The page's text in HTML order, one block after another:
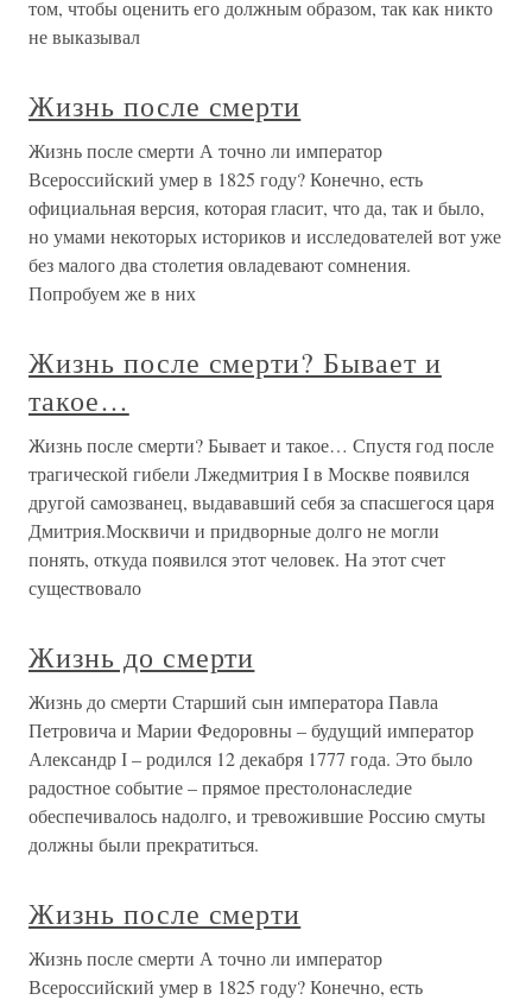
том, чтобы оценить его должным образом, так как никто
не выказывал
Жизнь после смерти
Жизнь после смерти А точно ли император
Всероссийский умер в 1825 году? Конечно, есть
официальная версия, которая гласит, что да, так и было,
но умами некоторых историков и исследователей вот уже
без малого два столетия овладевают сомнения.
Попробуем же в них
Жизнь после смерти? Бывает и
такое…
Жизнь после смерти? Бывает и такое… Спустя год после
трагической гибели Лжедмитрия I в Москве появился
другой самозванец, выдававший себя за спасшегося царя
Дмитрия.Москвичи и придворные долго не могли
понять, откуда появился этот человек. На этот счет
существовало
Жизнь до смерти
Жизнь до смерти Старший сын императора Павла
Петровича и Марии Федоровны – будущий император
Александр І – родился 12 декабря 1777 года. Это было
радостное событие – прямое престолонаследие
обеспечивалось надолго, и тревожившие Россию смуты
должны были прекратиться.
Жизнь после смерти
Жизнь после смерти А точно ли император
Всероссийский умер в 1825 году? Конечно, есть